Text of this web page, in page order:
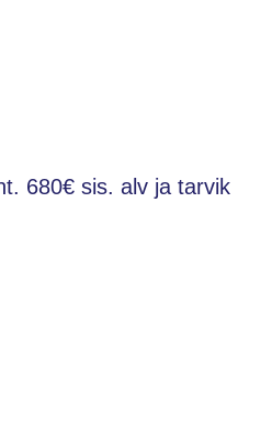
680€ sis. alv ja tarvik